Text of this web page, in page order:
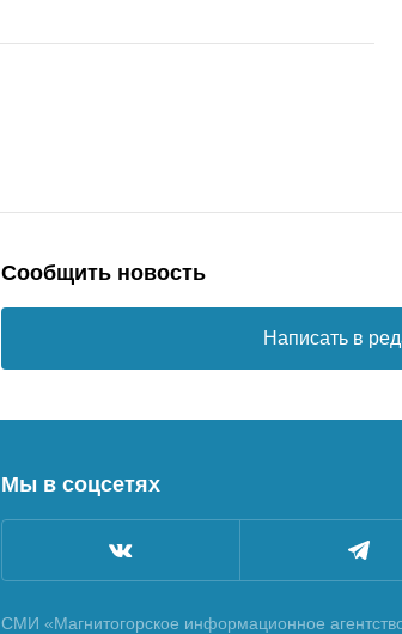
Сообщить новость
Написать в
Мы в соцсетях
СМИ «Магнитогорское информационное